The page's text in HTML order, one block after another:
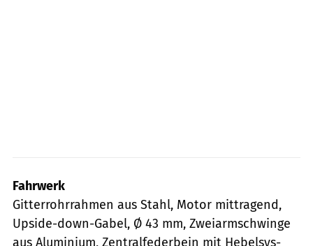
Fahrwerk
Gitterrohrrahmen aus Stahl, Motor mittragend,
Upside-down-Gabel, Ø 43 mm, Zweiarmschwinge
aus Aluminium, Zentralfederbein mit Hebelsys­